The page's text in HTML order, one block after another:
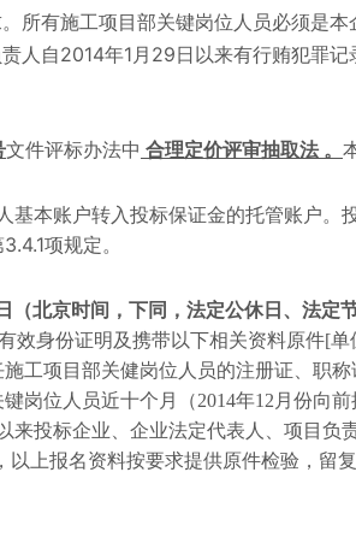
所有施工项目部关键岗位人员必须是
人自2014年1 月 29 日以来有行贿犯罪记
文件评标办法中 合理定价评审抽取法 。
基本账户转入投标保证金的托管账户。
3.4.1项规定。
日（北京时间，下同，法定公休日、法定
效身份证明及携带以下相关资料原件[单
工项目部关健岗位人员的注册证、职
岗位人员近十个月（2014年12 月份向
来投标企业、企业法定代表人、项目负
，以上报名资料按要求提供原件检验，留